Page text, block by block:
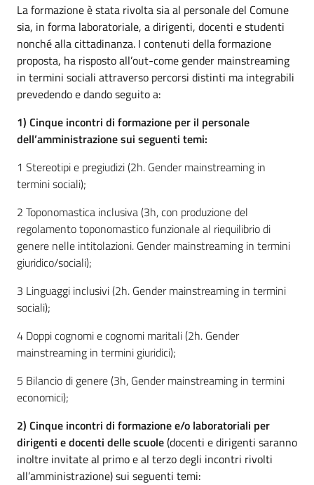
La formazione è stata rivolta sia al personale del Comune
sia, in forma laboratoriale, a dirigenti, docenti e studenti
nonché alla cittadinanza. I contenuti della formazione
proposta, ha risposto all’out-come gender mainstreaming
in termini sociali attraverso percorsi distinti ma integrabili
prevedendo e dando seguito a:
1) Cinque incontri di formazione per il personale
dell’amministrazione sui seguenti temi:
1 Stereotipi e pregiudizi (2h. Gender mainstreaming in
termini sociali);
2 Toponomastica inclusiva (3h, con produzione del
regolamento toponomastico funzionale al riequilibrio di
genere nelle intitolazioni. Gender mainstreaming in termini
giuridico/sociali);
3 Linguaggi inclusivi (2h. Gender mainstreaming in termini
sociali);
4 Doppi cognomi e cognomi maritali (2h. Gender
mainstreaming in termini giuridici);
5 Bilancio di genere (3h, Gender mainstreaming in termini
economici);
2) Cinque incontri di formazione e/o laboratoriali per
dirigenti e docenti delle scuole(docenti e dirigenti saranno
inoltre invitate al primo e al terzo degli incontri rivolti
all’amministrazione) sui seguenti temi: